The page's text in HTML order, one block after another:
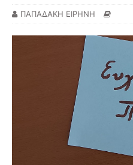
ΠΑΠΑΔΑΚΗ ΕΙΡΗΝΗ